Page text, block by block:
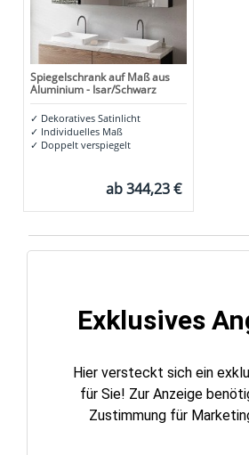
Spiegelschrank auf Maß aus
Aluminium - Isar/Schwarz
✓ Dekoratives Satinlicht
✓ Individuelles Maß
✓ Doppelt verspiegelt
ab344,23 €
Exklusives
Hier versteckt sich ein
für Sie! Zur Anzeige
Zustimmung für